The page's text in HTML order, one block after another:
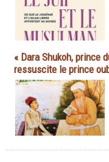
« Dara Shukoh, prince
ressuscite le prince